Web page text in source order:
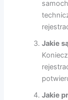
Jakie
Jakie